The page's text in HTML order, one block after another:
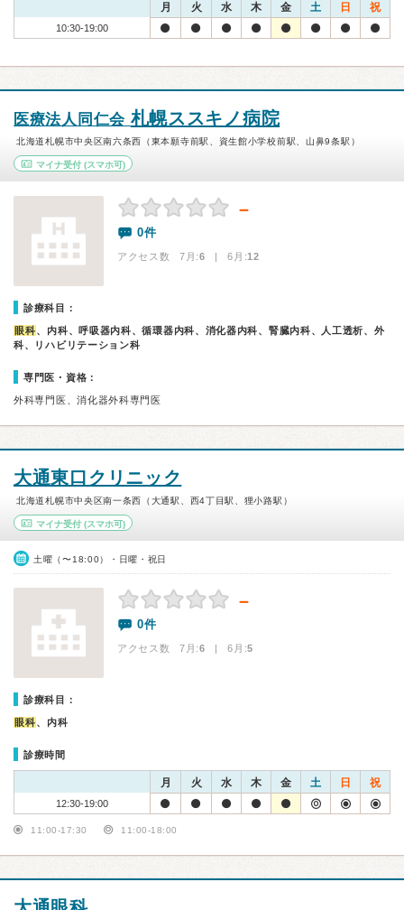
月 火 水 木 金 土 日 祝
10:30-19:00
医療法人同仁会 札幌ススキノ病院
北海道札幌市中央区南六条西（東本願寺前駅、資生館小学校前駅、山鼻9条駅）
マイナ受付 (スマホ可)
－
0件
アクセス数 7月:6 | 6月:12
診療科目：
眼科、内科、呼吸器内科、循環器内科、消化器内科、腎臓内科、人工透析、外
科、リハビリテーション科
専門医・資格：
外科専門医、消化器外科専門医
大通東口クリニック
北海道札幌市中央区南一条西（大通駅、西4丁目駅、狸小路駅）
マイナ受付 (スマホ可)
土曜（〜18:00）・日曜・祝日
－
0件
アクセス数 7月:6 | 6月:5
診療科目：
眼科、内科
診療時間
月 火 水 木 金 土 日 祝
12:30-19:00
11:00-17:30 11:00-18:00